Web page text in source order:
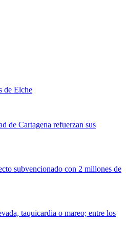
de Elche
de Cartagena refuerzan sus
subvencionado con 2 millones de
taquicardia o mareo; entre los